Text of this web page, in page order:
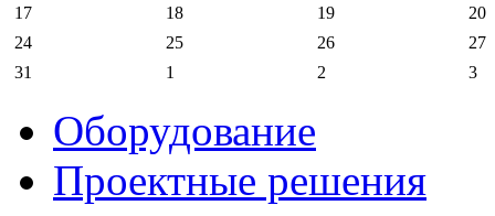
17
18 19
20
24
25 26
27
31
1 2 3
Оборудование
Проектные решения